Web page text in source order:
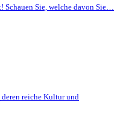
Sie, welche davon Sie…
reiche Kultur und